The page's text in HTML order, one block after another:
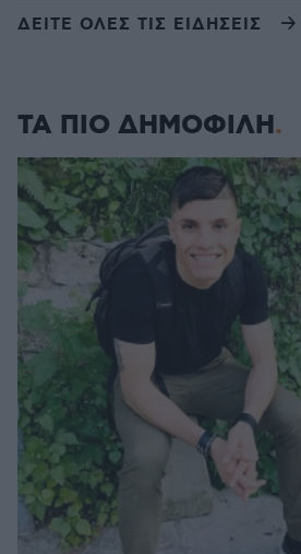
ΔΕΙΤΕ ΟΛΕΣ ΤΙΣ ΕΙΔΗΣΕΙΣ
ΤΑ ΠΙΟ ΔΗΜΟΦΙΛΗ